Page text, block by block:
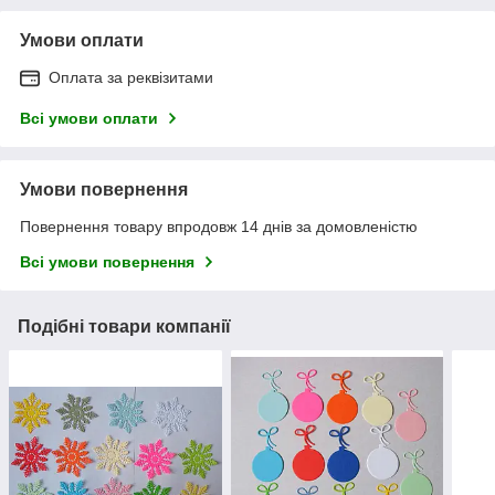
Умови оплати
Оплата за реквізитами
Всі умови оплати
Умови повернення
Повернення товару впродовж 14 днів за домовленістю
Всі умови повернення
Подібні товари компанії